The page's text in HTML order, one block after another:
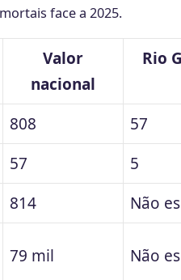
face a 2025.
Valor
nacional
Rio
808
57
57
5
814
Não
79 mil Não